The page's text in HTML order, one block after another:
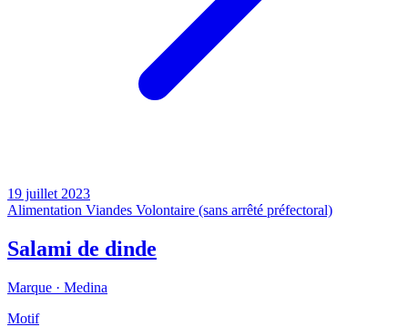
19 juillet 2023
Alimentation Viandes Volontaire (sans arrêté préfectoral)
Salami de dinde
Marque · Medina
Motif